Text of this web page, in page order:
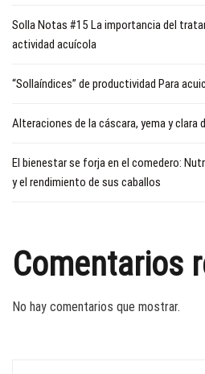
Solla Notas #15 La importancia del
actividad acuícola
“Sollaíndices” de productividad Para
Alteraciones de la cáscara, yema y clara
El bienestar se forja en el comedero:
y el rendimiento de sus caballos
Comentarios
No hay comentarios que mostrar.